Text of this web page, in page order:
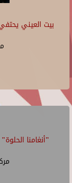
بيت العيني
"أنغامنا